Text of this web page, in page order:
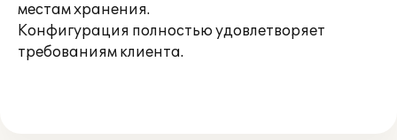
местам хранения.
Конфигурация полностью удовлетворяет
требованиям клиента.